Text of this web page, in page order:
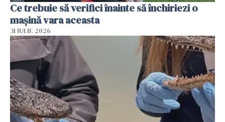
Ce trebuie să verifici înainte să închiriezi o
mașină vara aceasta
31 IULIE 2026